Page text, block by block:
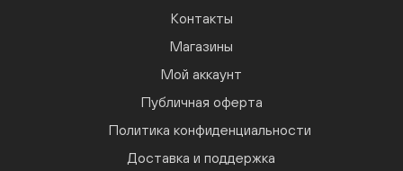
Контакты
Магазины
Мой аккаунт
Публичная оферта
Политика конфиденциальности
Доставка и поддержка